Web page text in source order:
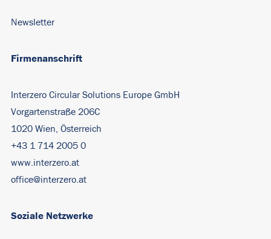
Firmenanschrift
Interzero Circular Solutions Europe GmbH
Vorgartenstraße 206C
1020 Wien, Österreich
+43 1 714 2005 0
www.interzero.at
office@interzero.at
Newsletter
Soziale Netzwerke